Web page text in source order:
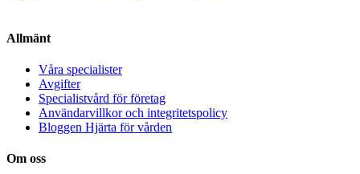
Allmänt
Våra specialister
Avgifter
Specialistvård för företag
Användarvillkor och integritetspolicy
Bloggen Hjärta för vården
Om oss